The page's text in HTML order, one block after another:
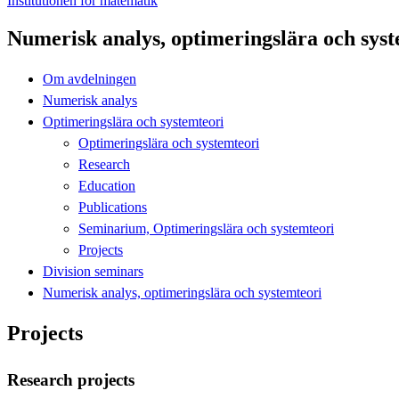
Numerisk analys, optimeringslära och
Om avdelningen
Numerisk analys
Optimeringslära och systemteori
Optimeringslära och systemteori
Research
Education
Publications
Seminarium, Optimeringslära och systemteori
Projects
Division seminars
Numerisk analys, optimeringslära och systemteori
Projects
Research projects